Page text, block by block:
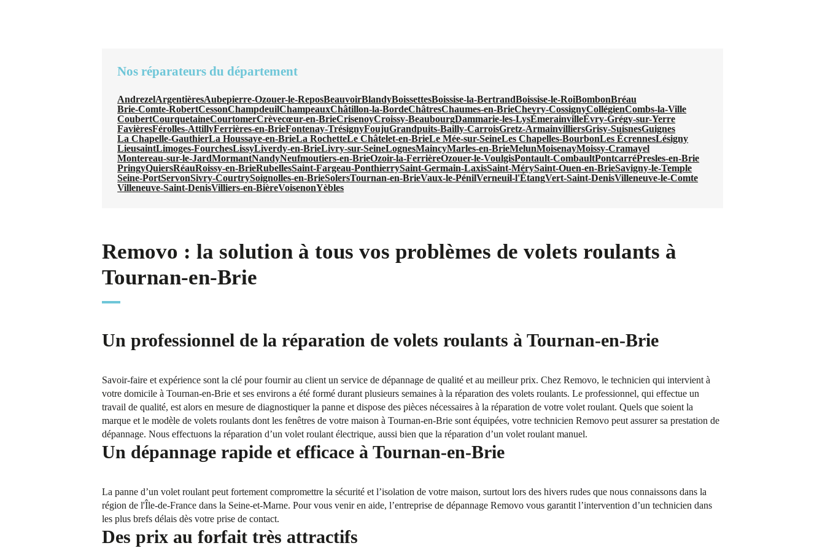
Nos réparateurs du département
AndrezelArgentièresAubepierre-Ozouer-le-ReposBeauvoirBlandyBoissettesBoissise-la-BertrandBoissise-le-RoiBombonBréau
Brie-Comte-RobertCessonChampdeuilChampeauxChâtillon-la-BordeChâtresChaumes-en-BrieChevry-CossignyCollégienCombs-la-Ville
CoubertCourquetaineCourtomerCrèvecœur-en-BrieCrisenoyCroissy-BeaubourgDammarie-les-LysÉmerainvilleÉvry-Grégy-sur-Yerre
FavièresFérolles-AttillyFerrières-en-BrieFontenay-TrésignyFoujuGrandpuits-Bailly-CarroisGretz-ArmainvilliersGrisy-SuisnesGuignes
La Chapelle-GauthierLa Houssaye-en-BrieLa RochetteLe Châtelet-en-BrieLe Mée-sur-SeineLes Chapelles-BourbonLes ÉcrennesLésigny
LieusaintLimoges-FourchesLissyLiverdy-en-BrieLivry-sur-SeineLognesMaincyMarles-en-BrieMelunMoisenayMoissy-Cramayel
Montereau-sur-le-JardMormantNandyNeufmoutiers-en-BrieOzoir-la-FerrièreOzouer-le-VoulgisPontault-CombaultPontcarréPresles-en-Brie
PringyQuiersRéauRoissy-en-BrieRubellesSaint-Fargeau-PonthierrySaint-Germain-LaxisSaint-MérySaint-Ouen-en-BrieSavigny-le-Temple
Seine-PortServonSivry-CourtrySoignolles-en-BrieSolersTournan-en-BrieVaux-le-PénilVerneuil-l'ÉtangVert-Saint-DenisVilleneuve-le-Comte
Villeneuve-Saint-DenisVilliers-en-BièreVoisenonYèbles
Removo : la solution à tous vos problèmes de volets roulants à
Tournan-en-Brie
Un professionnel de la réparation de volets roulants à Tournan-en-Brie
Savoir-faire et expérience sont la clé pour fournir au client un service de dépannage de qualité et au meilleur prix. Chez Removo, le technicien qui intervient à
votre domicile à Tournan-en-Brie et ses environs a été formé durant plusieurs semaines à la réparation des volets roulants. Le professionnel, qui effectue un
travail de qualité, est alors en mesure de diagnostiquer la panne et dispose des pièces nécessaires à la réparation de votre volet roulant. Quels que soient la
marque et le modèle de volets roulants dont les fenêtres de votre maison à Tournan-en-Brie sont équipées, votre technicien Removo peut assurer sa prestation de
dépannage. Nous effectuons la réparation d’un volet roulant électrique, aussi bien que la réparation d’un volet roulant manuel.
Un dépannage rapide et efficace à Tournan-en-Brie
La panne d’un volet roulant peut fortement compromettre la sécurité et l’isolation de votre maison, surtout lors des hivers rudes que nous connaissons dans la
région de l'Île-de-France dans la Seine-et-Marne. Pour vous venir en aide, l’entreprise de dépannage Removo vous garantit l’intervention d’un technicien dans
les plus brefs délais dès votre prise de contact.
Des prix au forfait très attractifs